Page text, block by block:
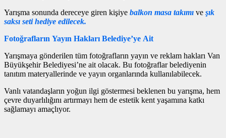
Yarışma sonunda dereceye giren kişiye balkon masa takımı ve şık
saksı seti hediye edilecek.
Fotoğrafların Yayın Hakları Belediye’ye Ait
Yarışmaya gönderilen tüm fotoğrafların yayın ve reklam hakları Van
Büyükşehir Belediyesi’ne ait olacak. Bu fotoğraflar belediyenin
tanıtım materyallerinde ve yayın organlarında kullanılabilecek.
Vanlı vatandaşların yoğun ilgi göstermesi beklenen bu yarışma, hem
çevre duyarlılığını artırmayı hem de estetik kent yaşamına katkı
sağlamayı amaçlıyor.